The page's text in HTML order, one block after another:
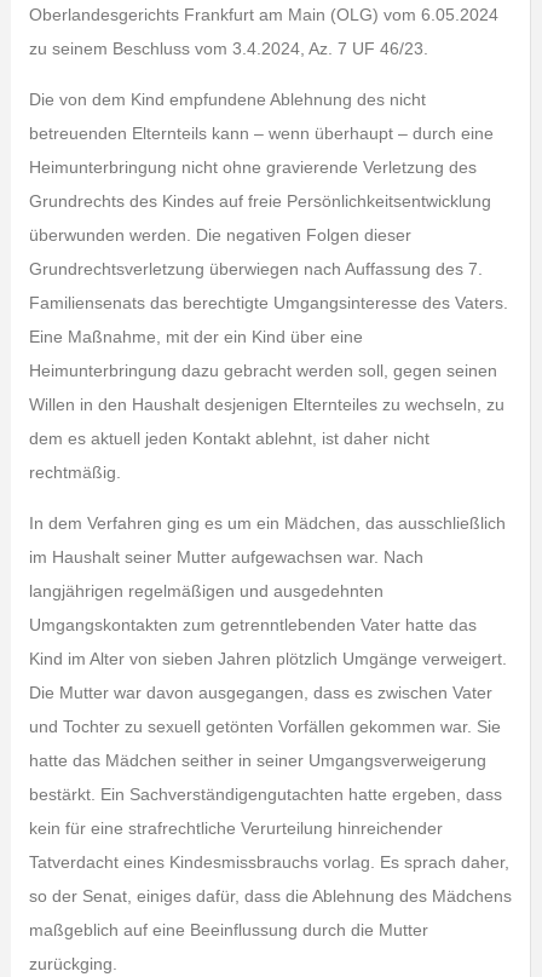
Oberlandesgerichts Frankfurt am Main (OLG) vom 6.05.2024
zu seinem Beschluss vom 3.4.2024, Az. 7 UF 46/23.
Die von dem Kind empfundene Ablehnung des nicht
betreuenden Elternteils kann – wenn überhaupt – durch eine
Heimunterbringung nicht ohne gravierende Verletzung des
Grundrechts des Kindes auf freie Persönlichkeitsentwicklung
überwunden werden. Die negativen Folgen dieser
Grundrechtsverletzung überwiegen nach Auffassung des 7.
Familiensenats das berechtigte Umgangsinteresse des Vaters.
Eine Maßnahme, mit der ein Kind über eine
Heimunterbringung dazu gebracht werden soll, gegen seinen
Willen in den Haushalt desjenigen Elternteiles zu wechseln, zu
dem es aktuell jeden Kontakt ablehnt, ist daher nicht
rechtmäßig.
In dem Verfahren ging es um ein Mädchen, das ausschließlich
im Haushalt seiner Mutter aufgewachsen war. Nach
langjährigen regelmäßigen und ausgedehnten
Umgangskontakten zum getrenntlebenden Vater hatte das
Kind im Alter von sieben Jahren plötzlich Umgänge verweigert.
Die Mutter war davon ausgegangen, dass es zwischen Vater
und Tochter zu sexuell getönten Vorfällen gekommen war. Sie
hatte das Mädchen seither in seiner Umgangsverweigerung
bestärkt. Ein Sachverständigengutachten hatte ergeben, dass
kein für eine strafrechtliche Verurteilung hinreichender
Tatverdacht eines Kindesmissbrauchs vorlag. Es sprach daher,
so der Senat, einiges dafür, dass die Ablehnung des Mädchens
maßgeblich auf eine Beeinflussung durch die Mutter
zurückging.